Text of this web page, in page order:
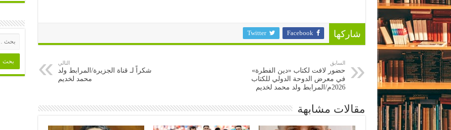
شاركها Facebook
Twitter
السابق
حضور لافت لكتاب «دين الفطرة»
في معرض الدوحة الدولي للكتاب
2026م/المرابط ولد محمد لخديم
التالي
شكراً لـ قناة الجزيرة/المرابط ولد
محمد لخديم
مقالات مشابهة